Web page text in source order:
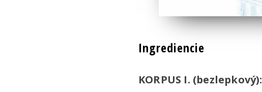
Ingrediencie
KORPUS I. (bezlepkový):